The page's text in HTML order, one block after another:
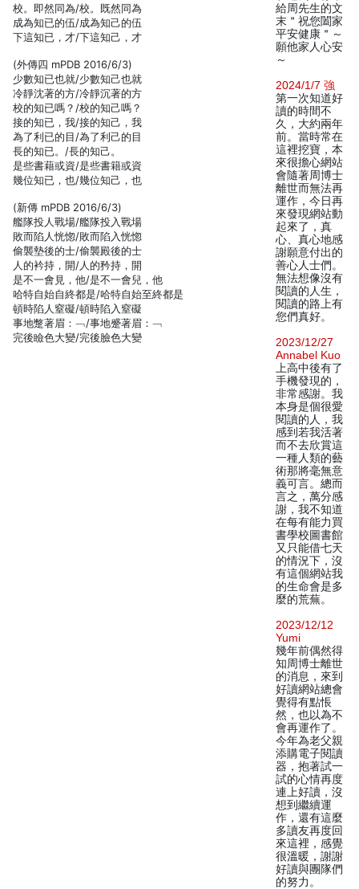
校。即然同為/校。既然同為
成為知已的伍/成為知己的伍
下這知已，才/下這知己，才
(外傳四 mPDB 2016/6/3)
少數知已也就/少數知己也就
冷靜沈著的方/冷靜沉著的方
校的知已嗎？/校的知己嗎？
接的知已，我/接的知己，我
為了利已的目/為了利己的目
長的知已。/長的知己。
是些書藉或資/是些書籍或資
幾位知已，也/幾位知己，也
(新傳 mPDB 2016/6/3)
艦隊投人戰場/艦隊投入戰場
敗而陷人恍惚/敗而陷入恍惚
偷襲墊後的士/偷襲殿後的士
人的衿持，開/人的矜持，開
是不一會見，他/是不一會兒，他
哈特自始自終都是/哈特自始至終都是
頓時陷人窒礙/頓時陷入窒礙
事地蹩著眉：﹁/事地蹙著眉：﹁
完後瞼色大變/完後臉色大變
給周先生的文
末＂祝您闔家
平安健康＂～
願他家人心安
～
2024/1/7 強
第一次知道好
讀的時間不
久，大約兩年
前。當時常在
這裡挖寶，本
來很擔心網站
會隨著周博士
離世而無法再
運作，今日再
來發現網站動
起來了，真
心、真心地感
謝願意付出的
善心人士們。
無法想像沒有
閱讀的人生，
閱讀的路上有
您們真好。
2023/12/27
Annabel Kuo
上高中後有了
手機發現的，
非常感謝。我
本身是個很愛
閱讀的人，我
感到若我活著
而不去欣賞這
一種人類的藝
術那將毫無意
義可言。總而
言之，萬分感
謝，我不知道
在每有能力買
書學校圖書館
又只能借七天
的情況下，沒
有這個網站我
的生命會是多
麼的荒蕪。
2023/12/12
Yumi
幾年前偶然得
知周博士離世
的消息，來到
好讀網站總會
覺得有點悵
然，也以為不
會再運作了。
今年為老父親
添購電子閱讀
器，抱著試一
試的心情再度
連上好讀，沒
想到繼續運
作，還有這麼
多讀友再度回
來這裡，感覺
很溫暖，謝謝
好讀與團隊們
的努力。